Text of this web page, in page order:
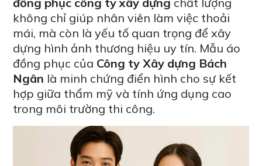
không chỉ giúp nhân viên làm việc thoải
mái, mà còn là yếu tố quan trọng để xây
dựng hình ảnh thương hiệu uy tín. Mẫu áo
đồng phục của Công ty Xây dựng Bách
Ngân là minh chứng điển hình cho sự kết
hợp giữa thẩm mỹ và tính ứng dụng cao
trong môi trường thi công.